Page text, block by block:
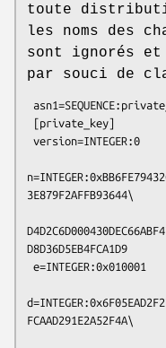
toute
les noms des
sont ignorés et
par souci de
3E879F2AFFB93644\
D8D36D5EB4FCA1D9
FCAAD291E2A52F4A\